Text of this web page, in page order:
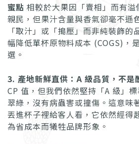
蜜點 相較於大果因「賣相」而有
親民，但果汁含量與香氣卻毫不遜
「取汁」或「搗壓」而非純裝飾的
幅降低單杯原物料成本 (COGS)，
選。
3. 產地新鮮直供：A 級品質，不是
CP 值，但我們依然堅持「A 級」
翠綠，沒有病蟲害或撞傷。這意味
丟進杯子裡給客人看，它依然經得
為省成本而犧牲品牌形象。